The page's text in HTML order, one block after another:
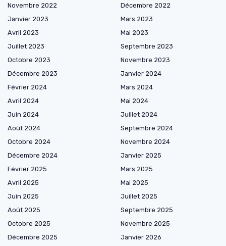
Novembre 2022
Décembre 2022
Janvier 2023
Mars 2023
Avril 2023
Mai 2023
Juillet 2023
Septembre 2023
Octobre 2023
Novembre 2023
Décembre 2023
Janvier 2024
Février 2024
Mars 2024
Avril 2024
Mai 2024
Juin 2024
Juillet 2024
Août 2024
Septembre 2024
Octobre 2024
Novembre 2024
Décembre 2024
Janvier 2025
Février 2025
Mars 2025
Avril 2025
Mai 2025
Juin 2025
Juillet 2025
Août 2025
Septembre 2025
Octobre 2025
Novembre 2025
Décembre 2025
Janvier 2026